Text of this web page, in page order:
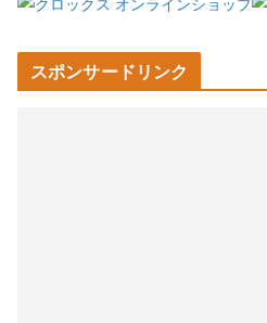
スポンサードリンク